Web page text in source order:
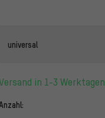
universal
Versand in 1-3 Werktagen